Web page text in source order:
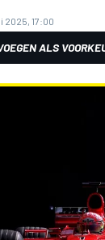
2025, 17:00
ALS